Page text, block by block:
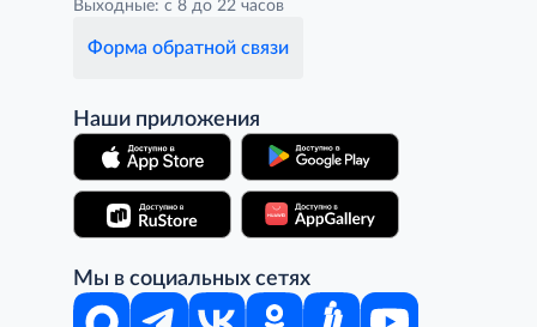
Выходные: с 8 до 22 часов
Форма обратной связи
Наши приложения
Мы в социальных сетях